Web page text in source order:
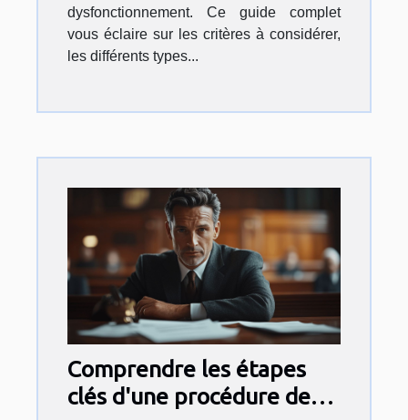
dysfonctionnement. Ce guide complet
vous éclaire sur les critères à considérer,
les différents types...
Comprendre les étapes
clés d'une procédure de